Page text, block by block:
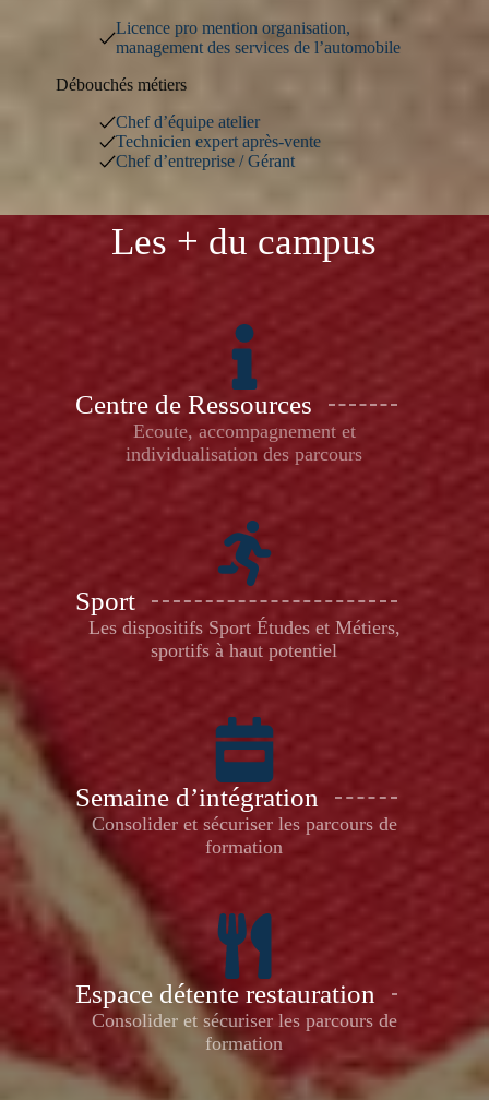
Licence pro mention organisation,
management des services de l’automobile
Débouchés métiers
Chef d’équipe atelier
Technicien expert après-vente
Chef d’entreprise / Gérant
Les + du campus
Centre de Ressources
Ecoute, accompagnement et
individualisation des parcours
Sport
Les dispositifs Sport Études et Métiers,
sportifs à haut potentiel
Semaine d’intégration
Consolider et sécuriser les parcours de
formation
Espace détente restauration
Consolider et sécuriser les parcours de
formation